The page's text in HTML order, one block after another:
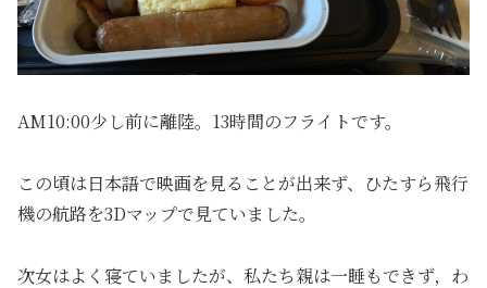
AM10:00少し前に離陸。13時間のフライトです。
この頃は日本語で映画を見ることが出来ず、ひたすら飛行
機の航路を3Dマップで見ていました。
次女はよく寝ていましたが、私たち親は一睡もできず，わ